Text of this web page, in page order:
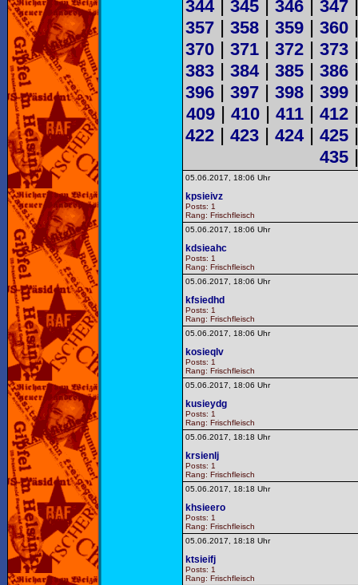
344| 345 | 346 | 347
357 | 358 | 359 | 360
370 | 371 | 372 | 373
383 | 384| 385 | 386
396 | 397 | 398 | 399
409| 410| 411| 412
422 | 423 | 424| 425
435
05.06.2017, 18:06 Uhr
kpsieivz
Posts: 1
Rang: Frischfleisch
05.06.2017, 18:06 Uhr
kdsieahc
Posts: 1
Rang: Frischfleisch
05.06.2017, 18:06 Uhr
kfsiedhd
Posts: 1
Rang: Frischfleisch
05.06.2017, 18:06 Uhr
kosieqlv
Posts: 1
Rang: Frischfleisch
05.06.2017, 18:06 Uhr
kusieydg
Posts: 1
Rang: Frischfleisch
05.06.2017, 18:18 Uhr
krsienlj
Posts: 1
Rang: Frischfleisch
05.06.2017, 18:18 Uhr
khsieero
Posts: 1
Rang: Frischfleisch
05.06.2017, 18:18 Uhr
ktsieifj
Posts: 1
Rang: Frischfleisch